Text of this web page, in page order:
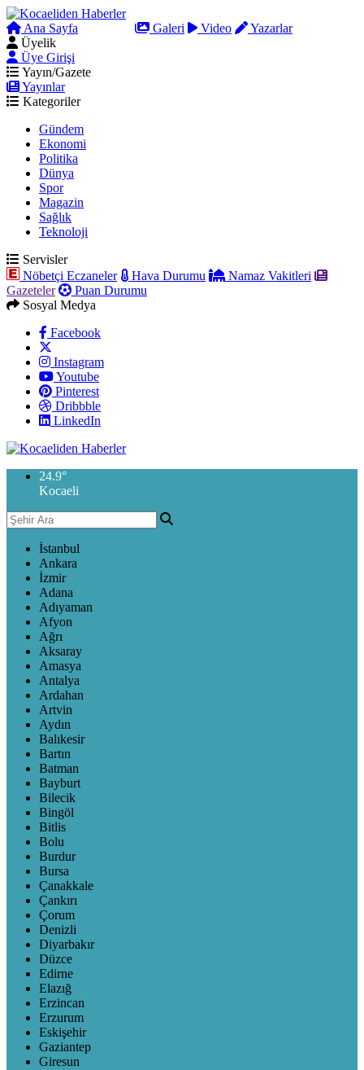
Ana Sayfa Galeri Video
Yazarlar
Üyelik
Üye Girişi
Yayın/Gazete
Yayınlar
Kategoriler
Gündem
Ekonomi
Politika
Dünya
Spor
Magazin
Sağlık
Teknoloji
Servisler
Nöbetçi Eczaneler
Hava Durumu
Namaz Vakitleri
Gazeteler
Puan Durumu
Sosyal Medya
Facebook
Instagram
Youtube
Pinterest
Dribbble
LinkedIn
24.9°
Kocaeli
İstanbul
Ankara
İzmir
Adana
Adıyaman
Afyon
Ağrı
Aksaray
Amasya
Antalya
Ardahan
Artvin
Aydın
Balıkesir
Bartın
Batman
Bayburt
Bilecik
Bingöl
Bitlis
Bolu
Burdur
Bursa
Çanakkale
Çankırı
Çorum
Denizli
Diyarbakır
Düzce
Edirne
Elazığ
Erzincan
Erzurum
Eskişehir
Gaziantep
Giresun